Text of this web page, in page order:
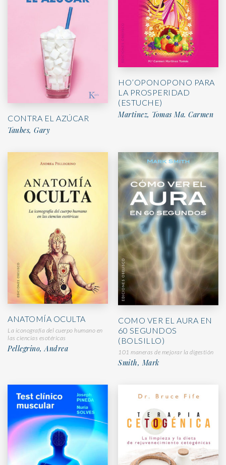
CONTRA EL AZÚCAR
Taubes, Gary
HO’OPONOPONO PARA
LA PROSPERIDAD
(ESTUCHE)
Martinez, Tomas Ma. Carmen
ANATOMÍA OCULTA
La iconografía del cuerpo humano en
las ciencias esotéricas
Pellegrino, Andrea
COMO VER EL AURA EN
60 SEGUNDOS
(BOLSILLO)
101 maneras de mejorar la digestión
Smith, Mark